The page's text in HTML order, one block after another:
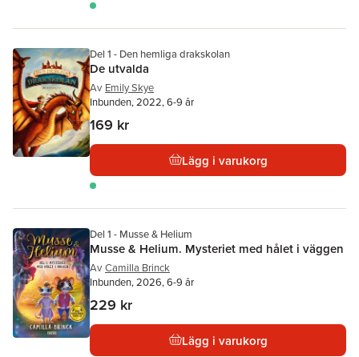
Del 1 - Den hemliga drakskolan
De utvalda
Av Emily Skye
Inbunden, 2022, 6-9 år
169 kr
Lägg i varukorg
Del 1 - Musse & Helium
Musse & Helium. Mysteriet med hålet i väggen
Av Camilla Brinck
Inbunden, 2026, 6-9 år
229 kr
Lägg i varukorg